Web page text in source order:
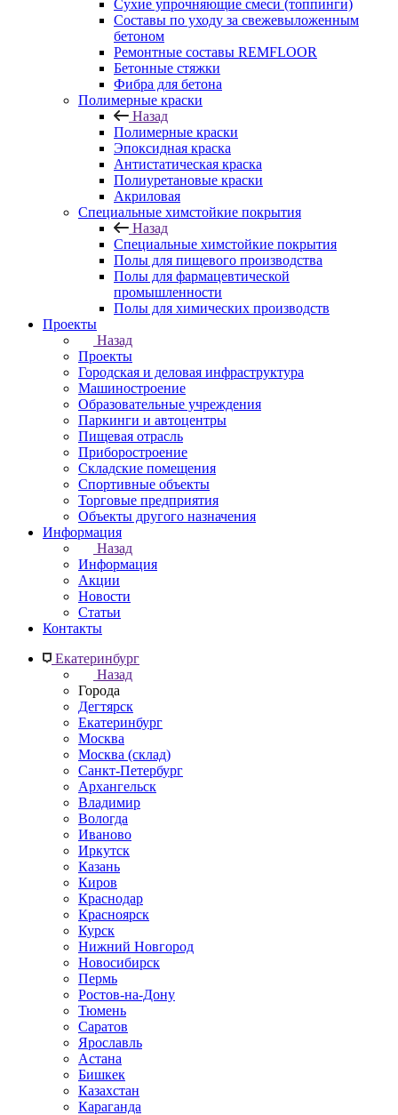
Сухие упрочняющие смеси (топпинги)
Составы по уходу за свежевыложенным
бетоном
Ремонтные составы REMFLOOR
Бетонные стяжки
Фибра для бетона
Полимерные краски
Назад
Полимерные краски
Эпоксидная краска
Антистатическая краска
Полиуретановые краски
Акриловая
Специальные химстойкие покрытия
Назад
Специальные химстойкие покрытия
Полы для пищевого производства
Полы для фармацевтической
промышленности
Полы для химических производств
Проекты
Назад
Проекты
Городская и деловая инфраструктура
Машиностроение
Образовательные учреждения
Паркинги и автоцентры
Пищевая отрасль
Приборостроение
Складские помещения
Спортивные объекты
Торговые предприятия
Объекты другого назначения
Информация
Назад
Информация
Акции
Новости
Статьи
Контакты
Екатеринбург
Назад
Города
Дегтярск
Екатеринбург
Москва
Москва (склад)
Санкт-Петербург
Архангельск
Владимир
Вологда
Иваново
Иркутск
Казань
Киров
Краснодар
Красноярск
Курск
Нижний Новгород
Новосибирск
Пермь
Ростов-на-Дону
Тюмень
Саратов
Ярославль
Астана
Бишкек
Казахстан
Караганда